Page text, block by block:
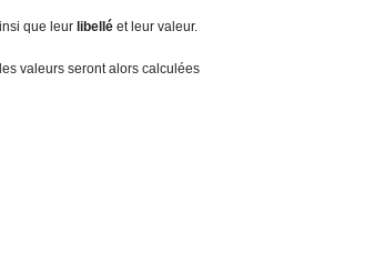
que leur libellé et leur valeur.
valeurs seront alors calculées